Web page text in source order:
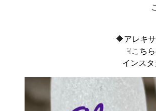
🔶アレキ
☟こち
インス